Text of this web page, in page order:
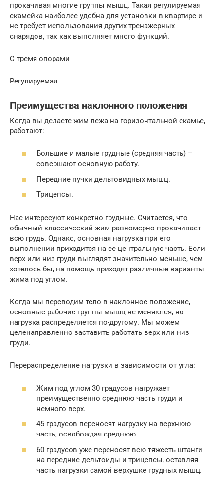
прокачивая многие группы мышц. Такая регулируемая
скамейка наиболее удобна для установки в квартире и
не требует использования других тренажерных
снарядов, так как выполняет много функций.
С тремя опорами
Регулируемая
Преимущества наклонного положения
Когда вы делаете жим лежа на горизонтальной скамье,
работают:
Большие и малые грудные (средняя часть) –
совершают основную работу.
Передние пучки дельтовидных мышц.
Трицепсы.
Нас интересуют конкретно грудные. Считается, что
обычный классический жим равномерно прокачивает
всю грудь. Однако, основная нагрузка при его
выполнении приходится на ее центральную часть. Если
верх или низ груди выглядят значительно меньше, чем
хотелось бы, на помощь приходят различные варианты
жима под углом.
Когда мы переводим тело в наклонное положение,
основные рабочие группы мышц не меняются, но
нагрузка распределяется по-другому. Мы можем
целенаправленно заставить работать верх или низ
груди.
Перераспределение нагрузки в зависимости от угла:
Жим под углом 30 градусов нагружает
преимущественно среднюю часть груди и
немного верх.
45 градусов переносят нагрузку на верхнюю
часть, освобождая среднюю.
60 градусов уже переносят всю тяжесть штанги
на передние дельтоиды и трицепсы, оставляя
часть нагрузки самой верхушке грудных мышц.